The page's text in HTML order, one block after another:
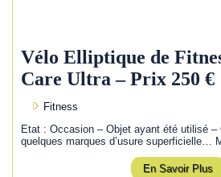
Vélo Elliptique de
Care Ultra – Prix 250 €
Fitness
Etat : Occasion – Objet ayant été utilisé –
quelques marques d’usure superficielle…
En Savoir Plus